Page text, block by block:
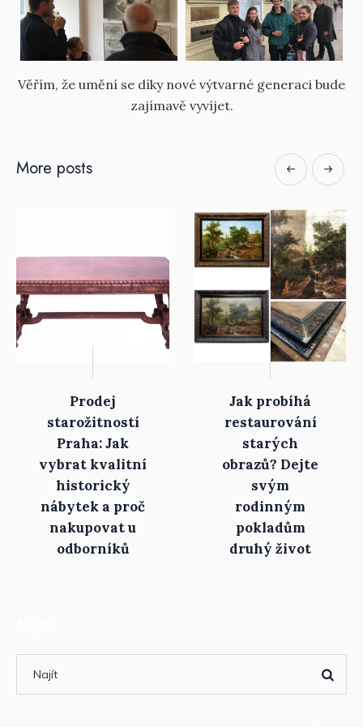
Věřím, že umění se díky nové výtvarné generaci bude
zajímavě vyvíjet.
More posts
Prodej
starožitností
Praha: Jak
vybrat kvalitní
historický
nábytek a proč
nakupovat u
odborníků
Jak probíhá
restaurování
starých
obrazů? Dejte
svým
rodinným
pokladům
druhý život